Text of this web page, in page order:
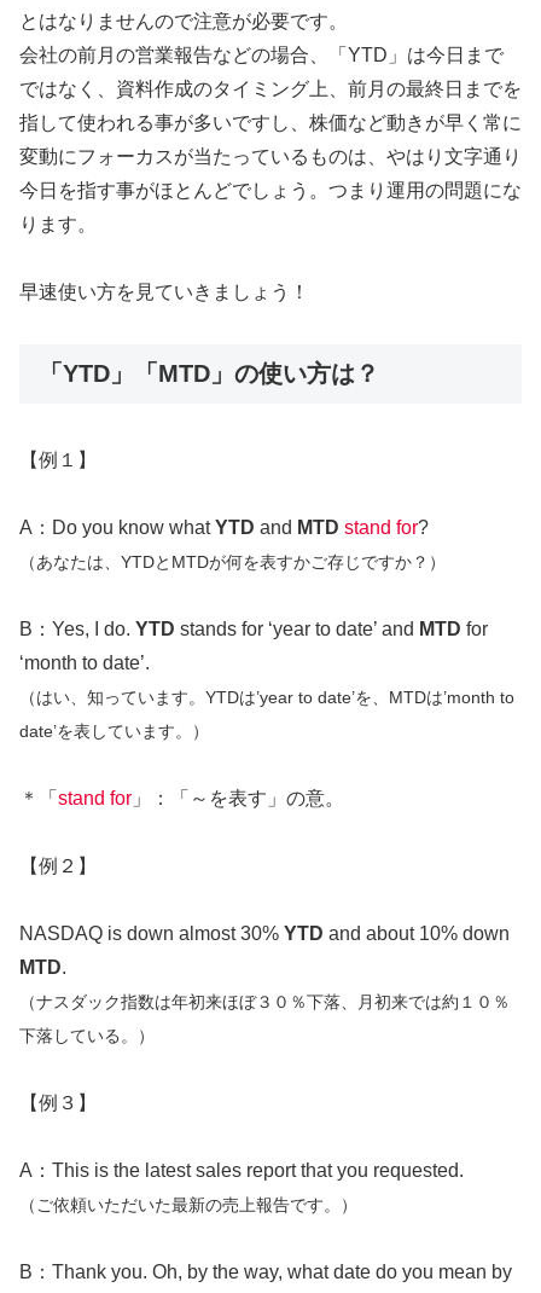
とはなりませんので注意が必要です。
会社の前月の営業報告などの場合、「YTD」は今日まで
ではなく、資料作成のタイミング上、前月の最終日までを
指して使われる事が多いですし、株価など動きが早く常に
変動にフォーカスが当たっているものは、やはり文字通り
今日を指す事がほとんどでしょう。つまり運用の問題にな
ります。
早速使い方を見ていきましょう！
「YTD」「MTD」の使い方は？
【例１】
A：Do you know whatYTD and MTD stand for?
（あなたは、YTDとMTDが何を表すかご存じですか？）
B：Yes, I do. YTD stands for ‘year to date’ and MTD for
‘month to date’.
（はい、知っています。YTDは’year to date’を、MTDは’month to
date’を表しています。）
＊「 stand for 」：「～を表す」の意。
【例２】
NASDAQ is down almost 30% YTD and about 10% down
MTD.
（ナスダック指数は年初来ほぼ３０％下落、月初来では約１０％
下落している。）
【例３】
A：This is the latest sales report that you requested.
（ご依頼いただいた最新の売上報告です。）
B：Thank you. Oh, by the way, what date do you mean by